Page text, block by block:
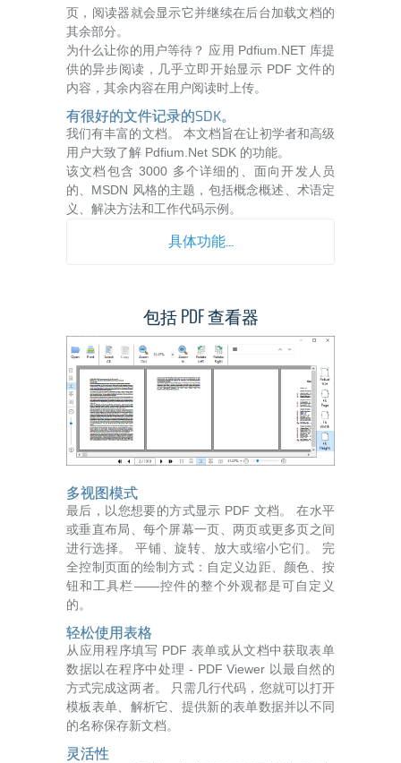
页，阅读器就会显示它并继续在后台加载文档的
其余部分。
为什么让你的用户等待？ 应用 Pdfium.NET 库提
供的异步阅读，几乎立即开始显示 PDF 文件的
内容，其余内容在用户阅读时上传。
有很好的文件记录的SDK。
我们有丰富的文档。 本文档旨在让初学者和高级
用户大致了解 Pdfium.Net SDK 的功能。
该文档包含 3000 多个详细的、面向开发人员
的、MSDN 风格的主题，包括概念概述、术语定
义、解决方法和工作代码示例。
具体功能...
包括 PDF 查看器
多视图模式
最后，以您想要的方式显示 PDF 文档。 在水平
或垂直布局、每个屏幕一页、两页或更多页之间
进行选择。 平铺、旋转、放大或缩小它们。 完
全控制页面的绘制方式：自定义边距、颜色、按
钮和工具栏——控件的整个外观都是可自定义
的。
轻松使用表格
从应用程序填写 PDF 表单或从文档中获取表单
数据以在程序中处理 - PDF Viewer 以最自然的
方式完成这两者。 只需几行代码，您就可以打开
模板表单、解析它、提供新的表单数据并以不同
的名称保存新文档。
灵活性